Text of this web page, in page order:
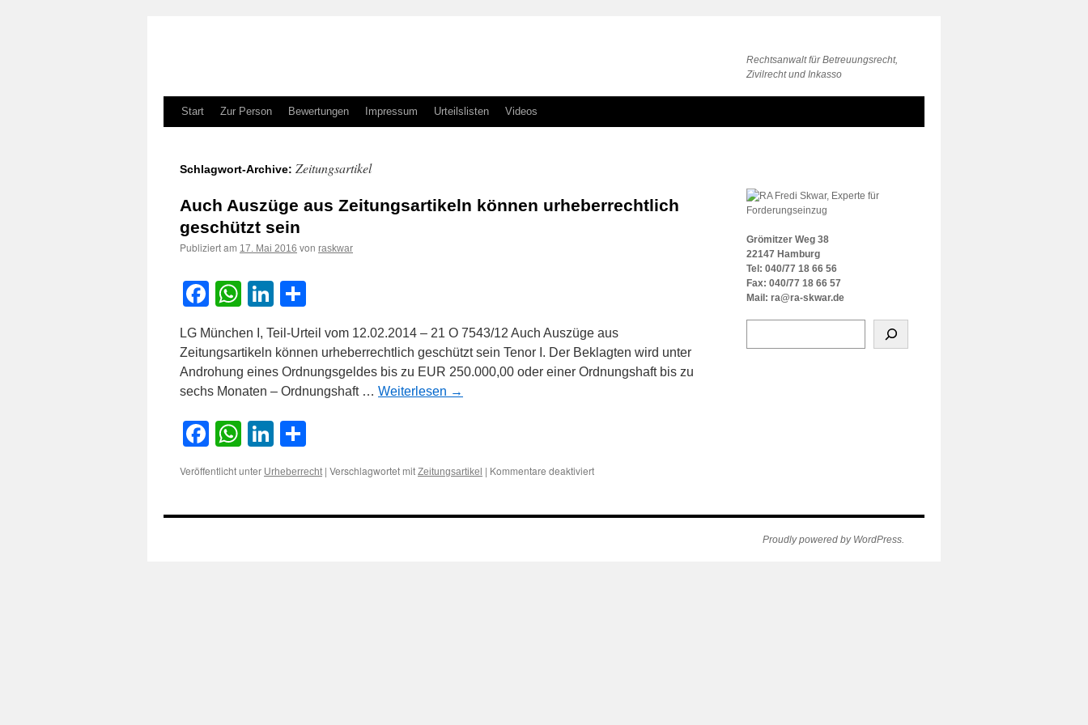
Rechtsanwalt für Betreuungsrecht,
Zivilrecht und Inkasso
Zum
springen
Start Zur Person Bewertungen Impressum Urteilslisten Videos
Schlagwort-Archive: Zeitungsartikel
Auch Auszüge aus Zeitungsartikeln können urheberrechtlich
geschützt sein
Publiziert am 17. Mai 2016 von raskwar
Facebook
WhatsApp
LinkedIn
LG München I, Teil-Urteil vom 12.02.2014 – 21 O 7543/12 Auch Auszüge aus
Zeitungsartikeln können urheberrechtlich geschützt sein Tenor I. Der Beklagten wird unter
Androhung eines Ordnungsgeldes bis zu EUR 250.000,00 oder einer Ordnungshaft bis zu
sechs Monaten – Ordnungshaft … Weiterlesen →
Facebook
WhatsApp
LinkedIn
Veröffentlicht unter Urheberrecht | Verschlagwortet mit Zeitungsartikel | Kommentare deaktiviertfür
aus
Grömitzer Weg 38
22147 Hamburg
Tel: 040/77 18 66 56
Fax: 040/77 18 66 57
Mail: ra@ra-skwar.de
Proudly powered by WordPress.